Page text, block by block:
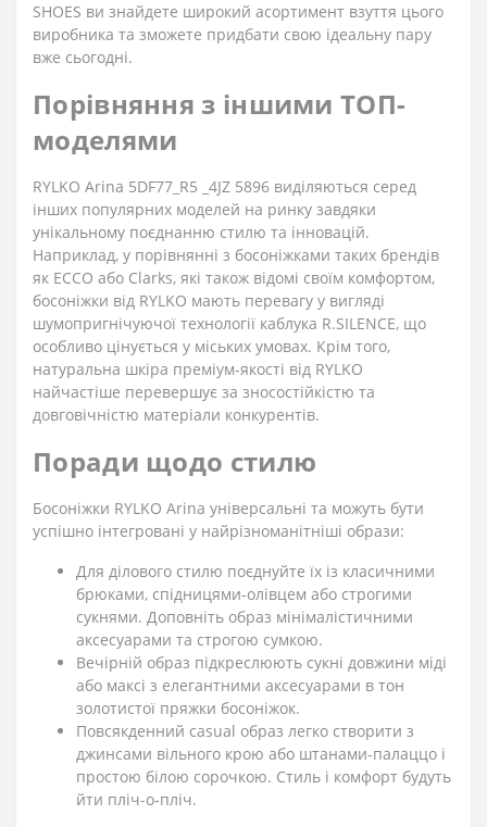
SHOES ви знайдете широкий асортимент взуття цього
виробника та зможете придбати свою ідеальну пару
вже сьогодні.
Порівняння з іншими ТОП-
моделями
RYLKO Arina 5DF77_R5 _4JZ 5896 виділяються серед
інших популярних моделей на ринку завдяки
унікальному поєднанню стилю та інновацій.
Наприклад, у порівнянні з босоніжками таких брендів
як ECCO або Clarks, які також відомі своїм комфортом,
босоніжки від RYLKO мають перевагу у вигляді
шумопригнічуючої технології каблука R.SILENCE, що
особливо цінується у міських умовах. Крім того,
натуральна шкіра преміум-якості від RYLKO
найчастіше перевершує за зносостійкістю та
довговічністю матеріали конкурентів.
Поради щодо стилю
Босоніжки RYLKO Arina універсальні та можуть бути
успішно інтегровані у найрізноманітніші образи:
Для ділового стилю поєднуйте їх із класичними
брюками, спідницями-олівцем або строгими
сукнями. Доповніть образ мінімалістичними
аксесуарами та строгою сумкою.
Вечірній образ підкреслюють сукні довжини міді
або максі з елегантними аксесуарами в тон
золотистої пряжки босоніжок.
Повсякденний casual образ легко створити з
джинсами вільного крою або штанами-палаццо і
простою білою сорочкою. Стиль і комфорт будуть
йти пліч-о-пліч.